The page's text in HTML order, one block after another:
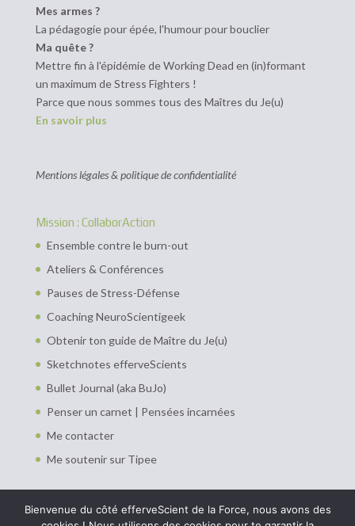
Mes armes ?
La pédagogie pour épée, l'humour pour bouclier
Ma quête ?
Mettre fin à l'épidémie de Working Dead en (in)formant
un maximum de Stress Fighters !
Parce que nous sommes tous des Maîtres du Je(u)
En savoir plus
Mentions légales & politique de confidentialité
Mission : CollaborAction
Ensemble contre le burn-out
Ateliers & Conférences
Pauses de Stress-Défense
Coaching NeuroScientigeek
Obtenir ton guide de Maître du Je(u)
Sketchnotes efferveScients
Bullet Journal (aka BuJo)
Penser un carnet | Pensées incarnées
Me contacter
Me soutenir sur Tipee
Bienvenue du côté efferveScient de la Force, nous avons des